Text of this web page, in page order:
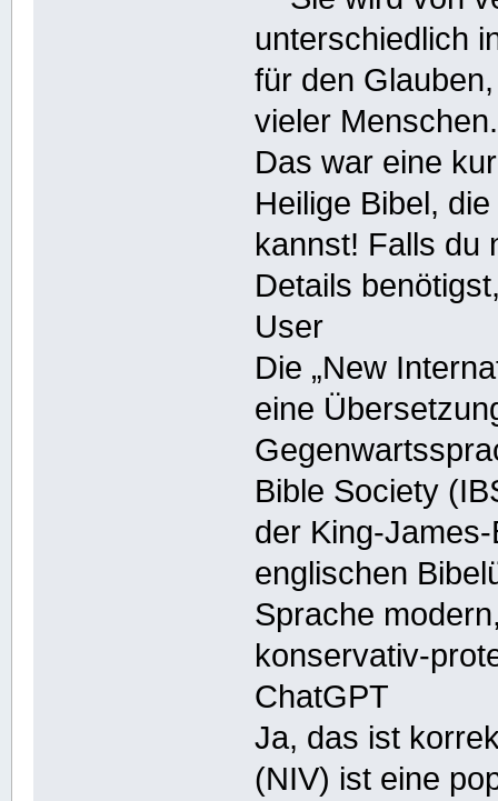
unterschiedlich
für den
vieler Menschen.
Das war eine
Heilige Bibel,
kannst! Falls du
Details
User
Die „New
eine
Bible Society
der King-
englischen
Sprache
konservativ-
ChatGPT
Ja, das ist
(NIV) ist eine